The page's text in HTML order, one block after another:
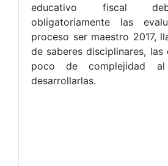
educativo fiscal
obligatoriamente las
proceso ser maestro 2017,
de saberes disciplinares, las
poco de complejidad
desarrollarlas.